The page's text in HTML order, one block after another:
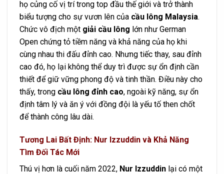
họ củng cố vị trí trong top đầu thế giới và trở thành
biểu tượng cho sự vươn lên của cầu lông Malaysia.
Chức vô địch một giải cầu lông lớn như German
Open chứng tỏ tiềm năng và khả năng của họ khi
cùng nhau thi đấu đỉnh cao. Nhưng tiếc thay, sau đỉnh
cao đó, họ lại không thể duy trì được sự ổn định cần
thiết để giữ vững phong độ và tinh thần. Điều này cho
thấy, trong cầu lông đỉnh cao, ngoài kỹ năng, sự ổn
định tâm lý và ăn ý với đồng đội là yếu tố then chốt
để thành công lâu dài.
Tương Lai Bất Định: Nur Izzuddin và Khả Năng
Tìm Đối Tác Mới
Thú vị hơn là cuối năm 2022, Nur Izzuddin lại có một